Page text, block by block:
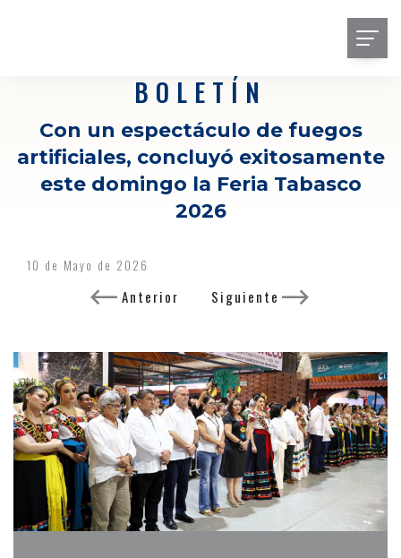
BOLETÍN
Con un espectáculo de fuegos
artificiales, concluyó exitosamente
este domingo la Feria Tabasco
2026
10 de Mayo de 2026
Anterior Siguiente